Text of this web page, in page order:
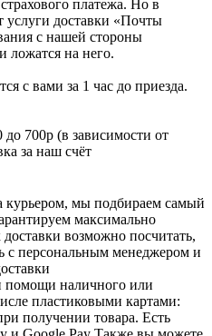
платежа. Но в
услуги доставки «Почты
с нашей стороны
ложатся на него.
с вами за 1 час до приезда.
до 700р (в зависимости от
за наш счёт
курьером, мы подбираем самый
максимально
возможно посчитать,
с персональным менеджером и
помощи наличного или
пластиковыми картами:
получении товара. Есть